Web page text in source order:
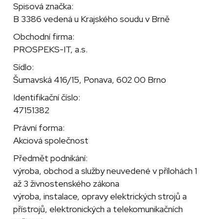
Spisová značka:
B 3386 vedená u Krajského soudu v Brně
Obchodní firma:
PROSPEKS-IT, a.s.
Sídlo:
Šumavská 416/15, Ponava, 602 00 Brno
Identifikační číslo:
47151382
Právní forma:
Akciová společnost
Předmět podnikání:
výroba, obchod a služby neuvedené v přílohách 1
až 3 živnostenského zákona
výroba, instalace, opravy elektrických strojů a
přístrojů, elektronických a telekomunikačních